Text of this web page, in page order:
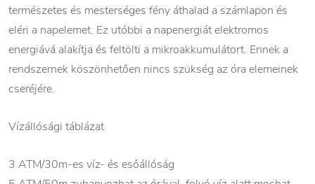
természetes és mesterséges fény áthalad a számlapon és
eléri a napelemet. Ez utóbbi a napenergiát elektromos
energiává alakítja és feltölti a mikroakkumulátort. Ennek a
rendszernek köszönhetően nincs szükség az óra elemeinek
cseréjére.
Vízállósági táblázat
3 ATM/30m-es víz- és esőállóság